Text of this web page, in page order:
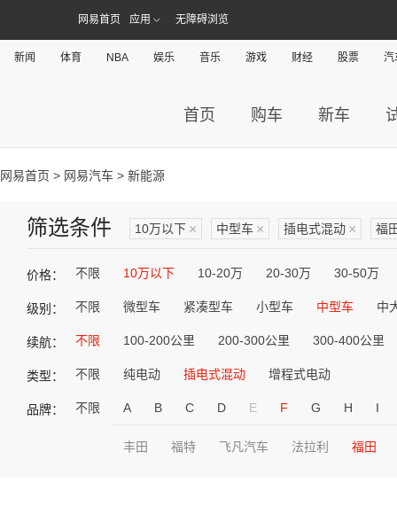
网易首页 应用 无障碍浏览
新闻 体育 NBA 娱乐 音乐 游戏 财经 股票 汽
首页 购车 新车
网易首页 > 网易汽车 > 新能源
筛选条件 10万以下 × 中型车 × 插电式混动 × 福
价格： 不限 10万以下 10-20万 20-30万 30-50万
级别： 不限 微型车 紧凑型车 小型车 中型车 中
续航： 不限 100-200公里 200-300公里 300-400公里
类型： 不限 纯电动 插电式混动 增程式电动
品牌： 不限 A B C D E F G H I
丰田 福特 飞凡汽车 法拉利 福田